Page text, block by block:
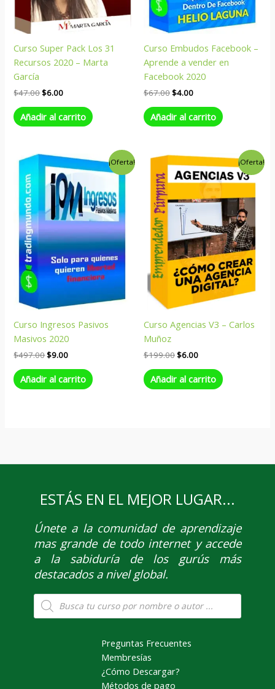
Curso Super Pack Los 31
Recursos 2020 – Marta
García
$47.00$6.00
Añadir al carrito
Curso Embudos Facebook –
Aprende a vender en
Facebook 2020
$67.00$4.00
Añadir al carrito
¡Oferta!
Curso Ingresos Pasivos
Masivos 2020
$497.00
El
precio
original
era:
$497.00.
$9.00
El
precio
actual
es:
$9.00.
Añadir al carrito
¡Oferta!
Curso Agencias V3 – Carlos
Muñoz
$199.00
El
precio
original
$199.00.
$6.00
El
precio
actual
es:
$6.00.
Añadir al carrito
ESTÁS EN EL MEJOR LUGAR...
Únetea la comunidad de aprendizaje
mas grande de todo internet y accede
a la sabiduría de los gurús más
destacados a nivel global.
Búsqueda
de
productos
Preguntas Frecuentes
Membresías
¿Cómo Descargar?
Métodos de pago